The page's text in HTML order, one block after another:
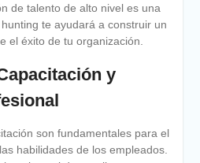
de talento de alto nivel es una
te ayudará a construir un
el éxito de tu organización.
y
son fundamentales para el
habilidades de los empleados.